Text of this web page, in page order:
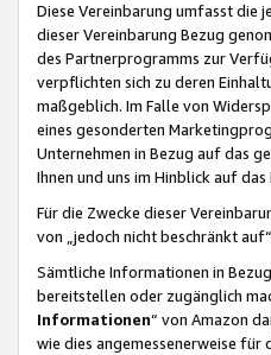
Diese Vereinbarung umfasst die
dieser Vereinbarung Bezug
des Partnerprogramms zur
verpflichten sich zu deren
maßgeblich. Im Falle von
eines gesonderten
Unternehmen in Bezug auf das
Ihnen und uns im Hinblick auf
Für die Zwecke dieser
von „jedoch nicht beschränkt
Sämtliche Informationen in
bereitstellen oder zugänglich
Informationen“ von Amazon
wie dies angemessenerweise